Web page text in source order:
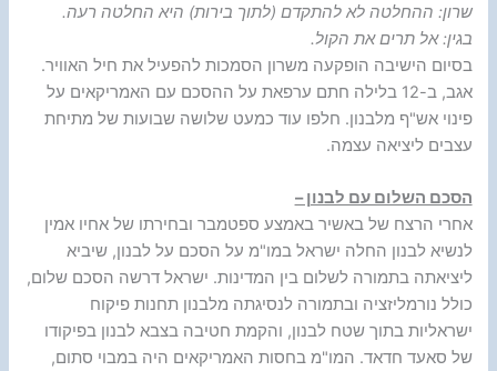
שרון: ההחלטה לא להתקדם (לתוך בירות) היא החלטה רעה.
בגין: אל תרים את הקול.
בסיום הישיבה הופקעה משרון הסמכות להפעיל את חיל האוויר.
אגב, ב-12 בלילה חתם ערפאת על ההסכם עם האמריקאים על
פינוי אש"ף מלבנון. חלפו עוד כמעט שלושה שבועות של מתיחת
עצבים ליציאה עצמה.
הסכם השלום עם לבנון –
אחרי הרצח של באשיר באמצע ספטמבר ובחירתו של אחיו אמין
לנשיא לבנון החלה ישראל במו"מ על הסכם על לבנון, שיביא
ליציאתה בתמורה לשלום בין המדינות. ישראל דרשה הסכם שלום,
כולל נורמליזציה ובתמורה לנסיגתה מלבנון תחנות פיקוח
ישראליות בתוך שטח לבנון, והקמת חטיבה בצבא לבנון בפיקודו
של סאעד חדאד. המו"מ בחסות האמריקאים היה במבוי סתום,